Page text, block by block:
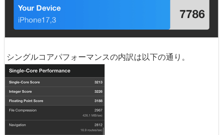
シングルコアパフォーマンスの内訳は以下の通り。